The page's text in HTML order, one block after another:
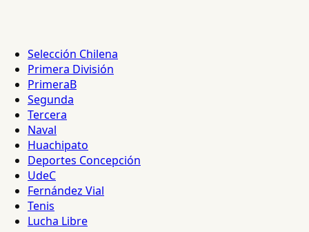
Selección Chilena
Primera División
PrimeraB
Segunda
Tercera
Naval
Huachipato
Deportes Concepción
UdeC
Fernández Vial
Tenis
Lucha Libre